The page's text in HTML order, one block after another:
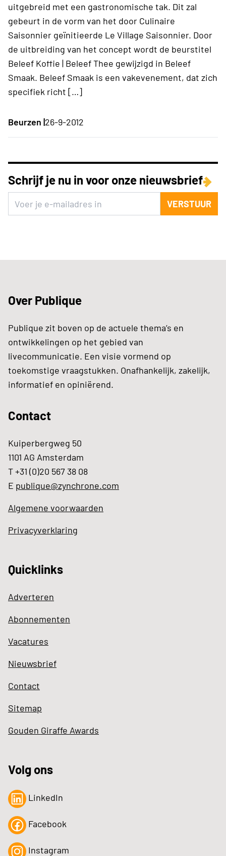
uitgebreid met een gastronomische tak. Dit zal
gebeurt in de vorm van het door Culinaire
Saisonnier geïnitieerde Le Village Saisonnier. Door
de uitbreiding van het concept wordt de beurstitel
Beleef Koffie | Beleef Thee gewijzigd in Beleef
Smaak. Beleef Smaak is een vakevenement, dat zich
specifiek richt […]
Beurzen |26-9-2012
Schrijf je nu in voor onze nieuwsbrief
VERSTUUR
Over Publique
Publique zit boven op de actuele thema’s en
ontwikkelingen op het gebied van
livecommunicatie. Een visie vormend op
toekomstige vraagstukken. Onafhankelijk, zakelijk,
informatief en opiniërend.
Contact
Kuiperbergweg 50
1101 AG Amsterdam
T +31 (0)20 567 38 08
E publique@zynchrone.com
Algemene voorwaarden
Privacyverklaring
Quicklinks
Adverteren
Abonnementen
Vacatures
Nieuwsbrief
Contact
Sitemap
Gouden Giraffe Awards
Volg ons
LinkedIn
Facebook
Instagram